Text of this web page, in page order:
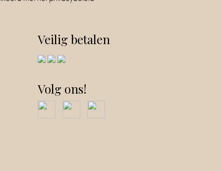
Veilig betalen
Volg ons!